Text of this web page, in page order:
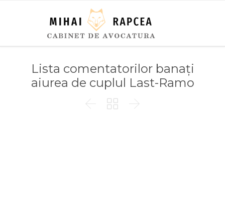
Lista comentatorilor banați
aiurea de cuplul Last-Ramo
  